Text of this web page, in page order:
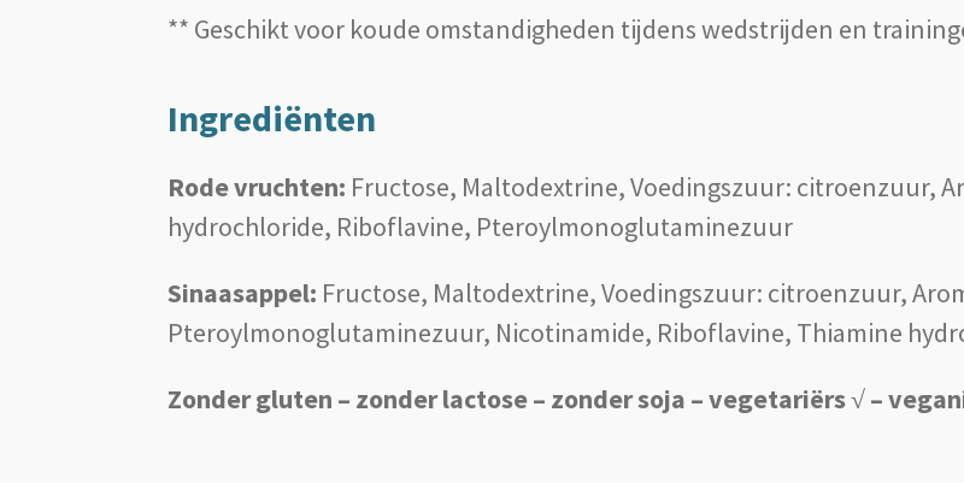
** Geschikt voor koude omstandigheden tijdens wedstrijden en
Ingrediënten
Rode vruchten: Fructose, Maltodextrine, Voedingszuur: citroenzuur,
hydrochloride, Riboflavine, Pteroylmonoglutaminezuur
Sinaasappel: Fructose, Maltodextrine, Voedingszuur: citroenzuur,
Pteroylmonoglutaminezuur, Nicotinamide, Riboflavine, Thiamine
Zonder gluten – zonder lactose – zonder soja – vegetariërs √ –